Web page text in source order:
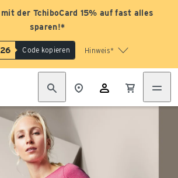
der TchiboCard 15% auf fast alles
sparen!*
Code kopieren Hinweis*